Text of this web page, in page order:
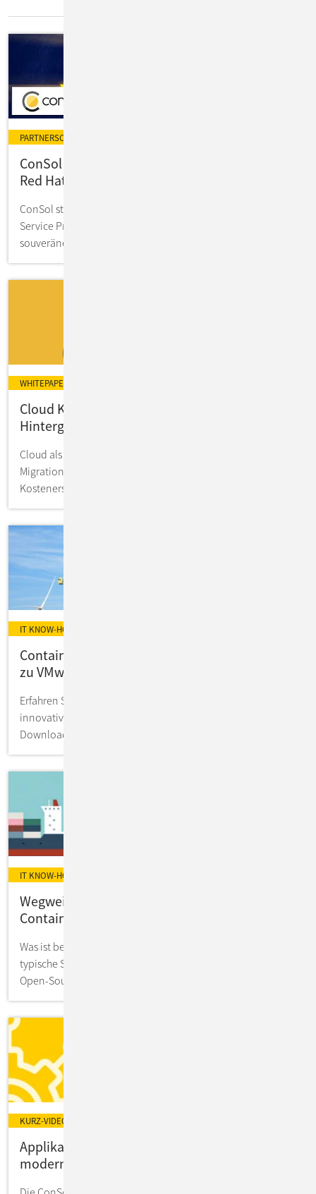
PARTNERSCHAFT
ConSol ist erster Managed Service Partner von
Red Hat OpenShift auf IONOS
ConSol startet als erster offiziell validierter Managed
Service Provider für Red Hat OpenShift auf der
souveränen IONOS Public Cloud.
WHITEPAPER
Cloud Kostenanalyse: Experten-Tipps &
Hintergrundwissen zum Download
Cloud als Mode oder Kostenschoner - macht eine
Migration Sinn? So evaluieren Sie mögliche
Kostenersparnisse in Ihrer IT.
IT KNOW-HOW
Containerisierung: Zukunftssichere Alternative
zu VMware?
Erfahren Sie mehr über Container-Technologie für
innovative Apps & Services! Experten-Know-how zum
Download 4free.
IT KNOW-HOW
Wegweiser: Anwendungen modernisieren mit
Containerisierung
Was ist bei der Umstellung zu beachten? Wie sehen
typische Szenarien aus? Wie lassen sich Container mit
Open-Source-Werkzeugen orchestrieren?
KURZ-VIDEO
Applikations-Landschaft effizient
modernisieren mit Microservices